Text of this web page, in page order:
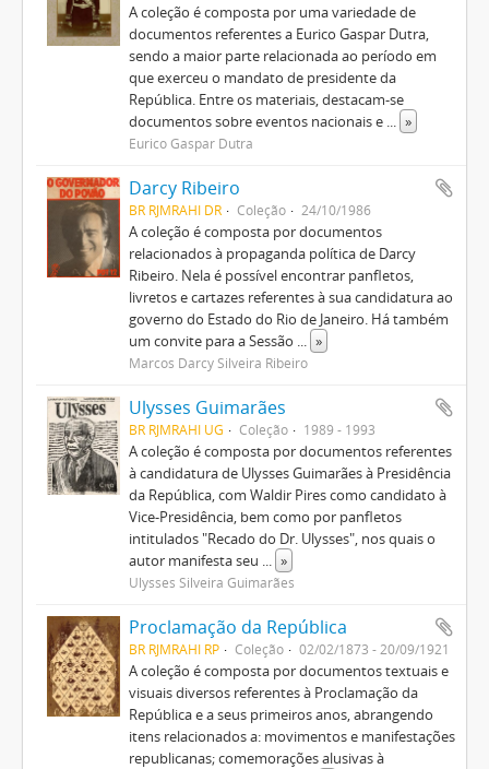
A coleção é composta por uma variedade de
documentos referentes a Eurico Gaspar Dutra,
sendo a maior parte relacionada ao período em
que exerceu o mandato de presidente da
República. Entre os materiais, destacam-se
documentos sobre eventos nacionais e ... »
Eurico Gaspar Dutra
Darcy Ribeiro
BR RJMRAHI DR Coleção 24/10/1986
A coleção é composta por documentos
relacionados à propaganda política de Darcy
Ribeiro. Nela é possível encontrar panfletos,
livretos e cartazes referentes à sua candidatura ao
governo do Estado do Rio de Janeiro. Há também
um convite para a Sessão ... »
Marcos Darcy Silveira Ribeiro
Ulysses Guimarães
BR RJMRAHI UG Coleção 1989 - 1993
A coleção é composta por documentos referentes
à candidatura de Ulysses Guimarães à Presidência
da República, com Waldir Pires como candidato à
Vice-Presidência, bem como por panfletos
intitulados "Recado do Dr. Ulysses", nos quais o
autor manifesta seu ... »
Ulysses Silveira Guimarães
Proclamação da República
BR RJMRAHI RP Coleção 02/02/1873 - 20/09/1921
A coleção é composta por documentos textuais e
visuais diversos referentes à Proclamação da
República e a seus primeiros anos, abrangendo
itens relacionados a: movimentos e manifestações
republicanas; comemorações alusivas à